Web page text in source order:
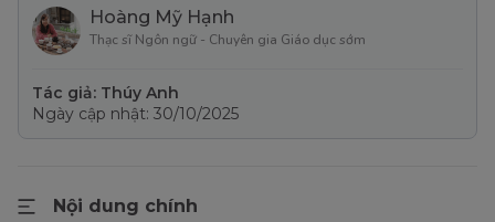
Hoàng Mỹ Hạnh
Thạc sĩ Ngôn ngữ - Chuyên gia Giáo dục sớm
Tác giả: Thúy Anh
Ngày cập nhật: 30/10/2025
Nội dung chính